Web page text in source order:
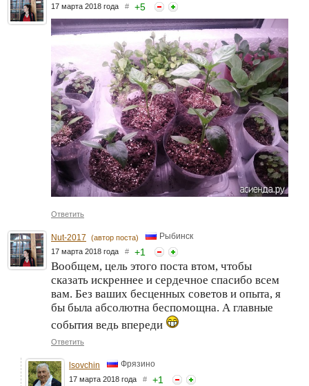
17 марта 2018 года # +5
Ответить
Nut-2017 (автор поста) Рыбинск
17 марта 2018 года # +1
Вообщем, цель этого поста втом, чтобы
сказать искреннее и сердечное спасибо всем
вам. Без ваших бесценных советов и опыта, я
бы была абсолютна беспомощна. А главные
события ведь впереди
Ответить
lsovchin Фрязино
17 марта 2018 года # +1